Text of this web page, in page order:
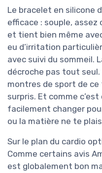
Le bracelet en silicone
efficace : souple,
et tient bien même
eu d’irritation
avec suivi du sommeil.
décroche pas tout
montres de sport de
surpris. Et comme
facilement changer
ou la matière ne te
Sur le plan du cardio
Comme certains avis
est globalement bon